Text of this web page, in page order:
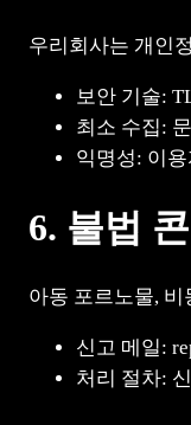
우리회사는 개인
보안 기술:
최소 수집:
익명성: 이
6. 불법
아동 포르노물,
신고 메일:
처리 절차: